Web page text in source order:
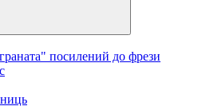
посилений до фрези